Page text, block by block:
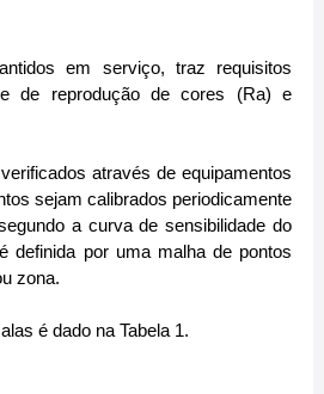
em serviço, traz requisitos
de reprodução de cores (Ra) e
através de equipamentos
sejam calibrados periodicamente
a curva de sensibilidade do
definida por uma malha de pontos
zona.
é dado na Tabela 1.